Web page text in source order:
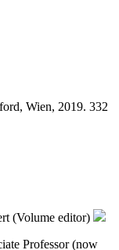
Wien, 2019. 332
(Volume editor)
Professor (now